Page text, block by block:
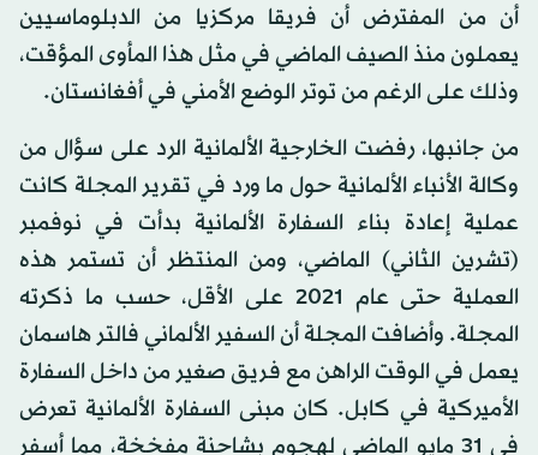
أن من المفترض أن فريقا مركزيا من الدبلوماسيين
يعملون منذ الصيف الماضي في مثل هذا المأوى المؤقت،
وذلك على الرغم من توتر الوضع الأمني في أفغانستان.
من جانبها، رفضت الخارجية الألمانية الرد على سؤال من
وكالة الأنباء الألمانية حول ما ورد في تقرير المجلة كانت
عملية إعادة بناء السفارة الألمانية بدأت في نوفمبر
(تشرين الثاني) الماضي، ومن المنتظر أن تستمر هذه
العملية حتى عام 2021 على الأقل، حسب ما ذكرته
المجلة. وأضافت المجلة أن السفير الألماني فالتر هاسمان
يعمل في الوقت الراهن مع فريق صغير من داخل السفارة
الأميركية في كابل. كان مبنى السفارة الألمانية تعرض
في 31 مايو الماضي لهجوم بشاحنة مفخخة، مما أسفر